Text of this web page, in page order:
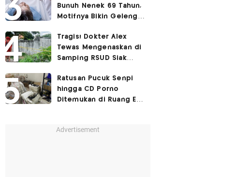
Bunuh Nenek 69 Tahun,
Motifnya Bikin Geleng
Tragis! Dokter Alex
Tewas Mengenaskan di
Samping RSUD Siak
Rocuronium
Ratusan Pucuk Senpi
hingga CD Porno
Ditemukan di Ruang Eks
Advertisement